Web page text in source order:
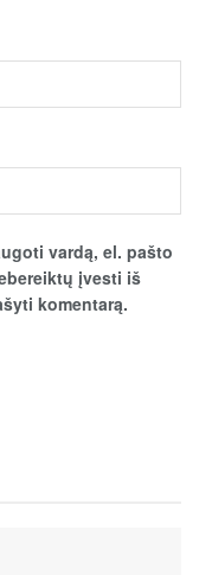
vardą, el. pašto
įvesti iš
komentarą.